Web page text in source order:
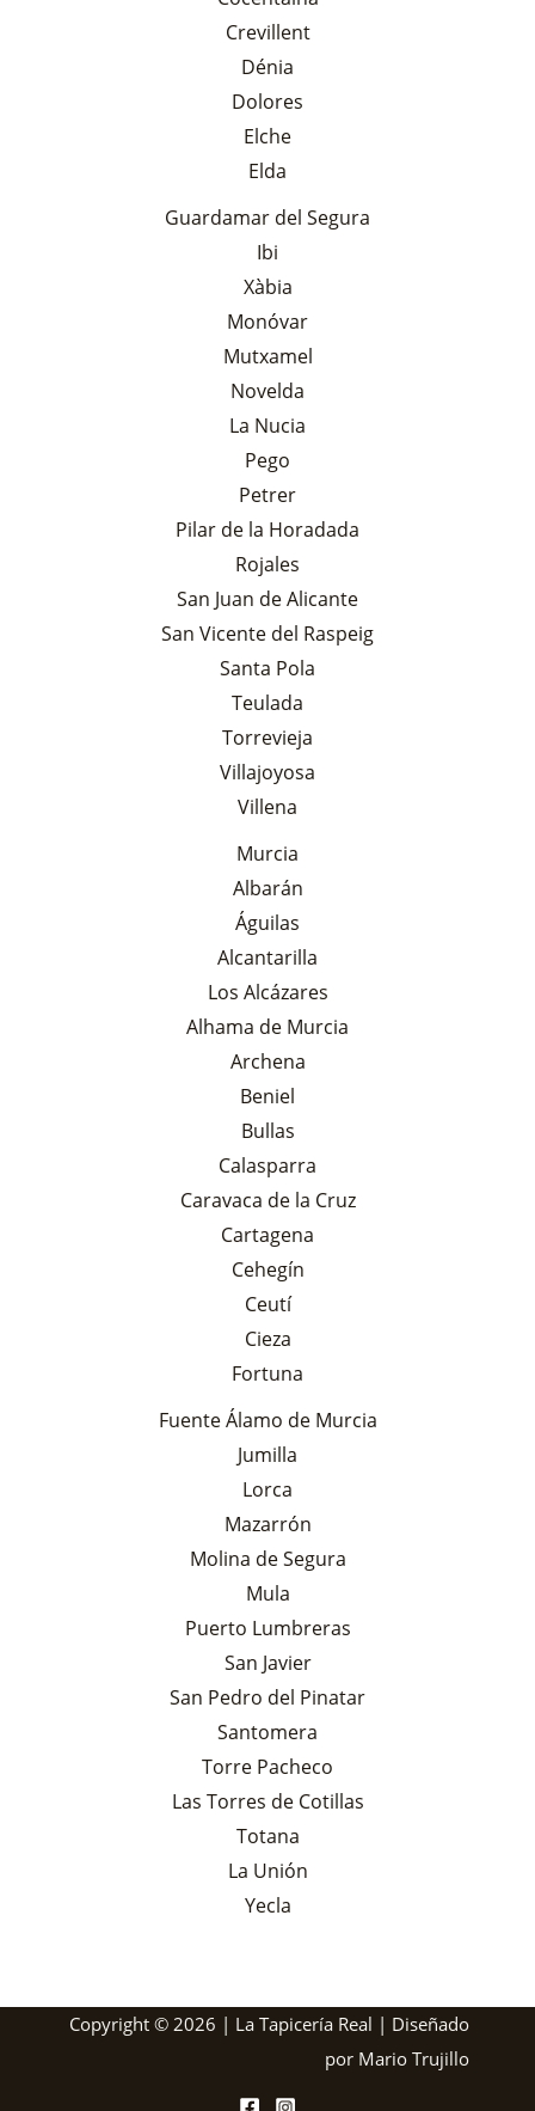
Crevillent
Dénia
Dolores
Elche
Elda
Guardamar del Segura
Ibi
Xàbia
Monóvar
Mutxamel
Novelda
La Nucia
Pego
Petrer
Pilar de la Horadada
Rojales
San Juan de Alicante
San Vicente del Raspeig
Santa Pola
Teulada
Torrevieja
Villajoyosa
Villena
Murcia
Albarán
Águilas
Alcantarilla
Los Alcázares
Alhama de Murcia
Archena
Beniel
Bullas
Calasparra
Caravaca de la Cruz
Cartagena
Cehegín
Ceutí
Cieza
Fortuna
Fuente Álamo de Murcia
Jumilla
Lorca
Mazarrón
Molina de Segura
Mula
Puerto Lumbreras
San Javier
San Pedro del Pinatar
Santomera
Torre Pacheco
Las Torres de Cotillas
Totana
La Unión
Yecla
Copyright © 2026 | La Tapicería Real | Diseñado
por Mario Trujillo